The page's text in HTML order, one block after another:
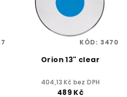
Orion 13" clear
404,13 Kč bez DPH
489 Kč
KÓD: 3470